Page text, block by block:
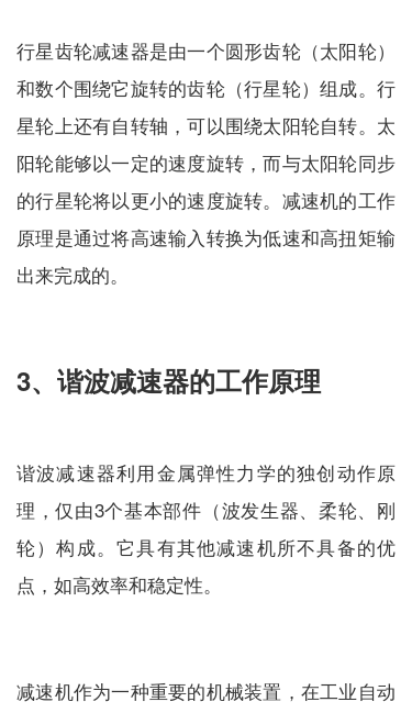
行星齿轮减速器是由一个圆形齿轮（太阳轮）
和数个围绕它旋转的齿轮（行星轮）组成。行
星轮上还有自转轴，可以围绕太阳轮自转。太
阳轮能够以一定的速度旋转，而与太阳轮同步
的行星轮将以更小的速度旋转。 减速机的工作
原理是通过将高速输入转换为低速和高扭矩输
出来完成的。
3、谐波减速器的工作原理
谐波减速器利用金属弹性力学的独创动作原
理，仅由3个基本部件（波发生器、柔轮、刚
轮）构成。它具有其他减速机所不具备的优
点，如高效率和稳定性。
减速机作为一种重要的机械装置，在工业自动